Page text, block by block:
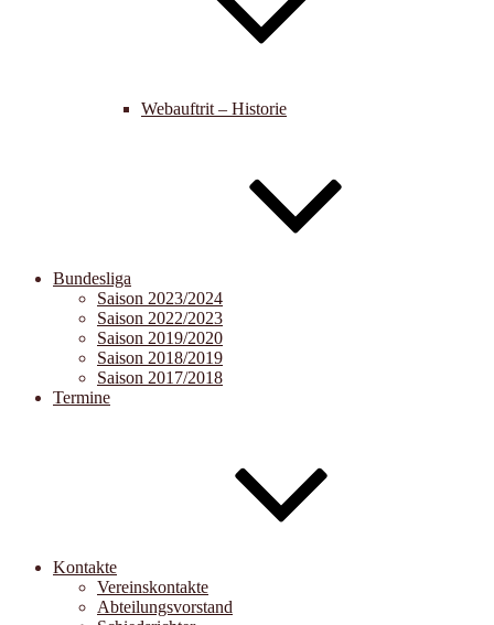
Webauftrit – Historie
Bundesliga
Saison 2023/2024
Saison 2022/2023
Saison 2019/2020
Saison 2018/2019
Saison 2017/2018
Termine
Kontakte
Vereinskontakte
Abteilungsvorstand